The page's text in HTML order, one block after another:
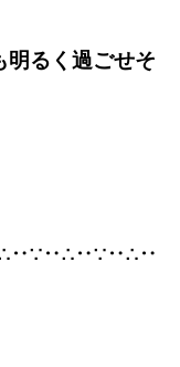
明るく過ごせそ